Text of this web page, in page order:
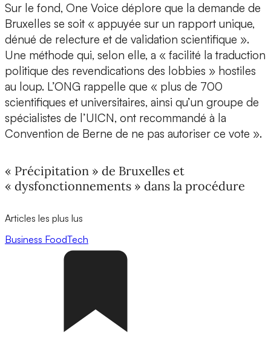
Sur le fond, One Voice déplore que la demande de
Bruxelles se soit « appuyée sur un rapport unique,
dénué de relecture et de validation scientifique ».
Une méthode qui, selon elle, a « facilité la traduction
politique des revendications des lobbies » hostiles
au loup. L’ONG rappelle que « plus de 700
scientifiques et universitaires, ainsi qu’un groupe de
spécialistes de l’UICN, ont recommandé à la
Convention de Berne de ne pas autoriser ce vote ».
« Précipitation » de Bruxelles et
« dysfonctionnements » dans la procédure
Articles les plus lus
Business FoodTech